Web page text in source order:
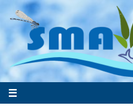
Passer
contenu